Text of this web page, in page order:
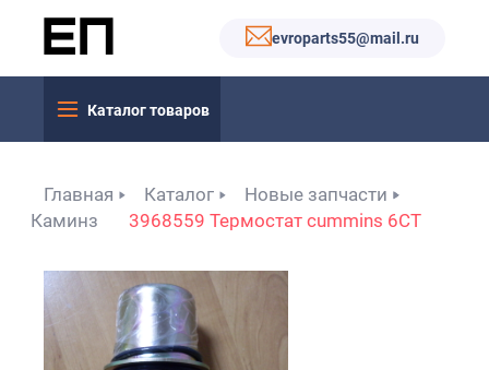
evroparts55@mail.ru
Каталог товаров
Главная Каталог
Новые запчасти
Каминз
3968559 Термостат cummins 6CT